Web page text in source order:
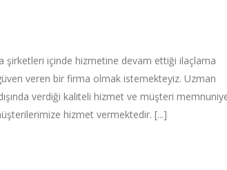
şirketleri içinde hizmetine devam ettiği ilaçlama
veren bir firma olmak istemekteyiz. Uzman
verdiği kaliteli hizmet ve müşteri
hizmet vermektedir. [...]